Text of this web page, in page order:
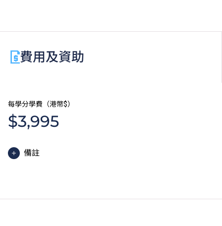
修單元。
學生亦須完成工作綜合學習單元，方能獲頒發學士學
位。
費用及資助
每學分學費（港幣$）
$3,995
備註
分，方可畢業。